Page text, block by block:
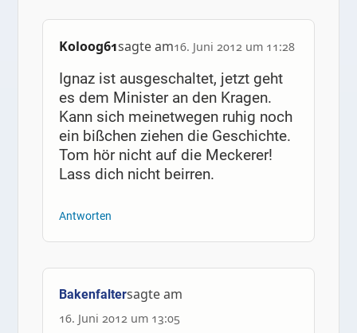
Koloog61sagte am16. Juni 2012 um 11:28
Ignaz ist ausgeschaltet, jetzt geht
es dem Minister an den Kragen.
Kann sich meinetwegen ruhig noch
ein bißchen ziehen die Geschichte.
Tom hör nicht auf die Meckerer!
Lass dich nicht beirren.
Antworten
Bakenfaltersagte am
16. Juni 2012 um 13:05